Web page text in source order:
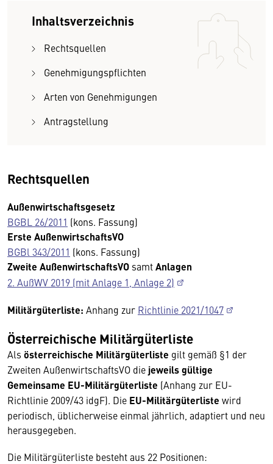
Inhaltsverzeichnis
Rechtsquellen
Genehmigungspflichten
Arten von Genehmigungen
Antragstellung
Rechtsquellen
Außenwirtschaftsgesetz
BGBL 26/2011 (kons. Fassung)
Erste AußenwirtschaftsVO
BGBl 343/2011 (kons. Fassung)
Zweite AußenwirtschaftsVO samtAnlagen
2. AußWV 2019 (mit Anlage 1, Anlage 2)
Militärgüterliste: Anhang zur Richtlinie 2021/1047
Österreichische Militärgüterliste
Als österreichische Militärgüterliste gilt gemäß §1 der
Zweiten AußenwirtschaftsVO die jeweils gültige
Gemeinsame EU-Militärgüterliste (Anhang zur EU-
Richtlinie 2009/43 idgF). Die EU-Militärgüterliste wird
periodisch, üblicherweise einmal jährlich, adaptiert und neu
herausgegeben.
Die Militärgüterliste besteht aus 22 Positionen: